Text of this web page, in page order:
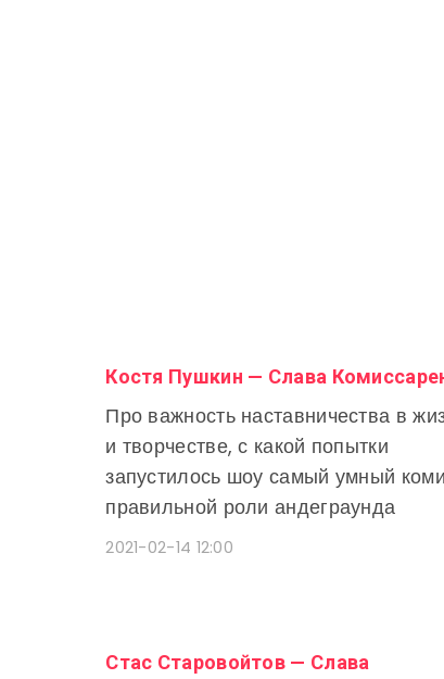
Стас Старовойтов — Слава
Костя Пушкин — Слава
Про важность наставничества в
и творчестве, с какой попытки
запустилось шоу самый умный
правильной роли андеграунда
2021-02-14 12:00